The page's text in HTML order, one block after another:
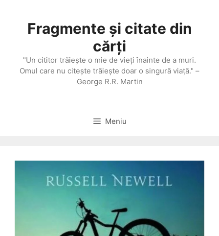
conținutFragmente și citate din
cărți
"Un cititor trăieşte o mie de vieţi înainte de a muri.
Omul care nu citeşte trăieşte doar o singură viaţă." –
George R.R. Martin
Meniu